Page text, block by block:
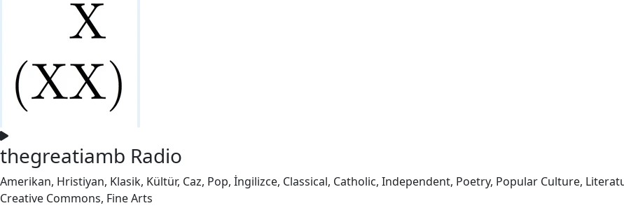
thegreatiamb Radio
Amerikan, Hristiyan, Klasik, Kültür, Caz, Pop, İngilizce, Classical, Catholic, Independent, Poetry, Popular Culture,
Creative Commons, Fine Arts